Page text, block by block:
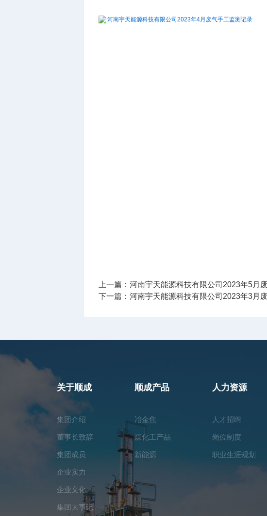
河南宇天能源科技有限公司2023年4月废气手工监测记录
上一篇： 河南宇天能源科技有限公司2023年5月
下一篇： 河南宇天能源科技有限公司2023年3月
关于顺成
集团介绍
董事长致辞
集团成员
企业实力
企业文化
集团大事记
顺成产品
冶金焦
煤化工产品
新能源
人力资源
人才招聘
岗位制度
职业生涯规划